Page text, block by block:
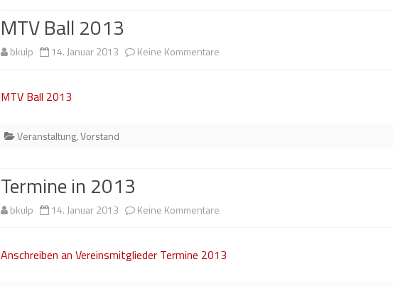
MTV Ball 2013
bkulp 14. Januar 2013 Keine Kommentare
MTV Ball 2013
Veranstaltung,Vorstand
Termine in 2013
bkulp 14. Januar 2013 Keine Kommentare
in
Anschreiben an Vereinsmitglieder Termine 2013